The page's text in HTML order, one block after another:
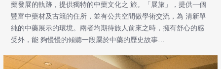
藥發展的軌跡，提供獨特的中藥文化之 旅。「展旅」，提供一個
豐富中藥材及古籍的住所，並有公共空間做學術交流，為 清新單
純的中藥展示的環境。兩者均期待旅人前來之時，擁有舒心的感
受外，能 夠慢慢的傾聽一段屬於中藥的歷史故事…